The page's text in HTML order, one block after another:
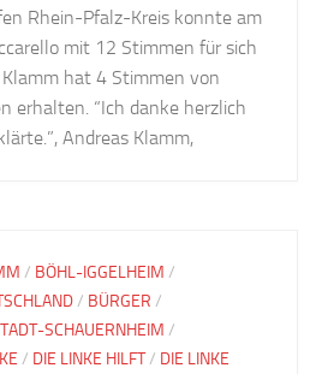
Rhein-Pfalz-Kreis konnte am
mit 12 Stimmen für sich
hat 4 Stimmen von
erhalten. “Ich danke herzlich
Andreas Klamm,
/ BÖHL-IGGELHEIM /
/ BÜRGER /
SCHAUERNHEIM /
/ DIE LINKE HILFT/ DIE LINKE